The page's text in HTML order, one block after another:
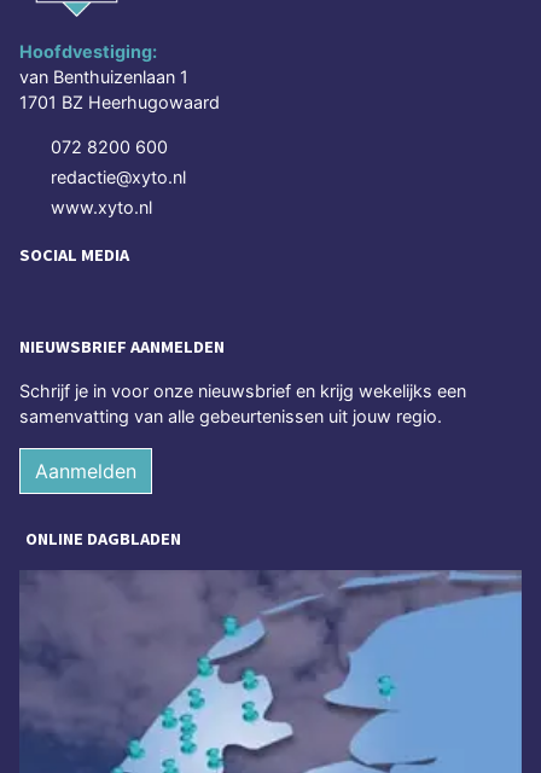
Hoofdvestiging:
van Benthuizenlaan 1
1701 BZ Heerhugowaard
072 8200 600
redactie@xyto.nl
www.xyto.nl
SOCIAL MEDIA
NIEUWSBRIEF AANMELDEN
Schrijf je in voor onze nieuwsbrief en krijg wekelijks een
samenvatting van alle gebeurtenissen uit jouw regio.
Aanmelden
ONLINE DAGBLADEN